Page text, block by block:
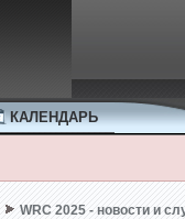
КАЛЕНДАРЬ
WRC 2025 - новости и